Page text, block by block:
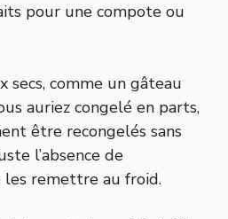
pour une compote ou
secs, comme un gâteau
auriez congelé en parts,
être recongelés sans
l’absence de
les remettre au froid.